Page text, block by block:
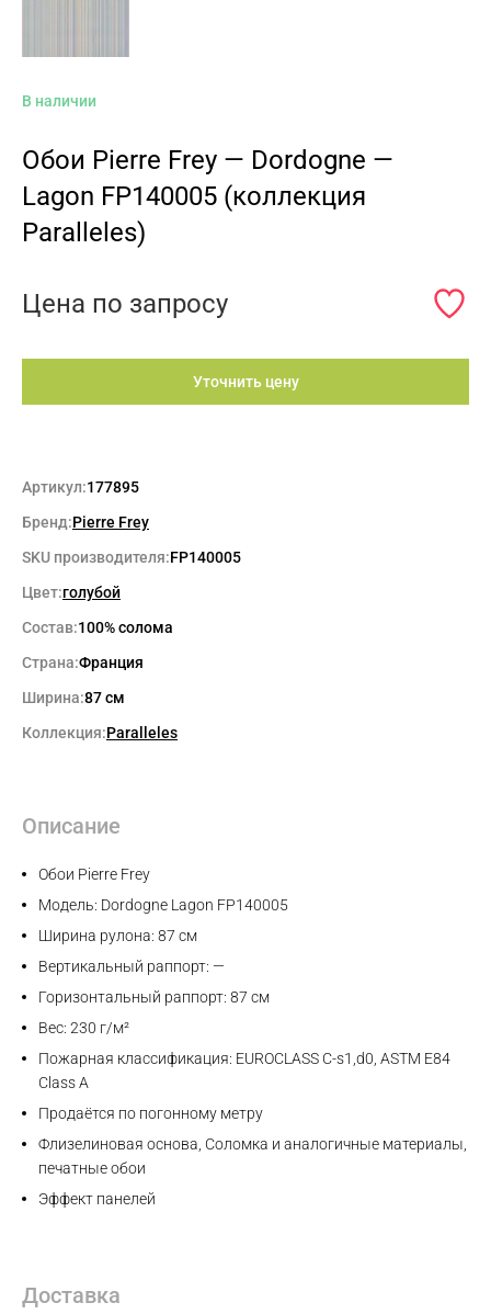
В наличии
Обои Pierre Frey — Dordogne —
Lagon FP140005 (коллекция
Paralleles)
Цена по запросу
Уточнить цену
Артикул:177895
Бренд:Pierre Frey
SKU производителя:FP140005
Цвет:голубой
Состав:100% солома
Страна:Франция
Ширина:87 см
Коллекция:Paralleles
Описание
Обои Pierre Frey
Модель: Dordogne Lagon FP140005
Ширина рулона: 87 см
Вертикальный раппорт: —
Горизонтальный раппорт: 87 см
Вес: 230 г/м²
Пожарная классификация: EUROCLASS C-s1,d0, ASTM E84
Class A
Продаётся по погонному метру
Флизелиновая основа, Соломка и аналогичные материалы,
печатные обои
Эффект панелей
Доставка
Max